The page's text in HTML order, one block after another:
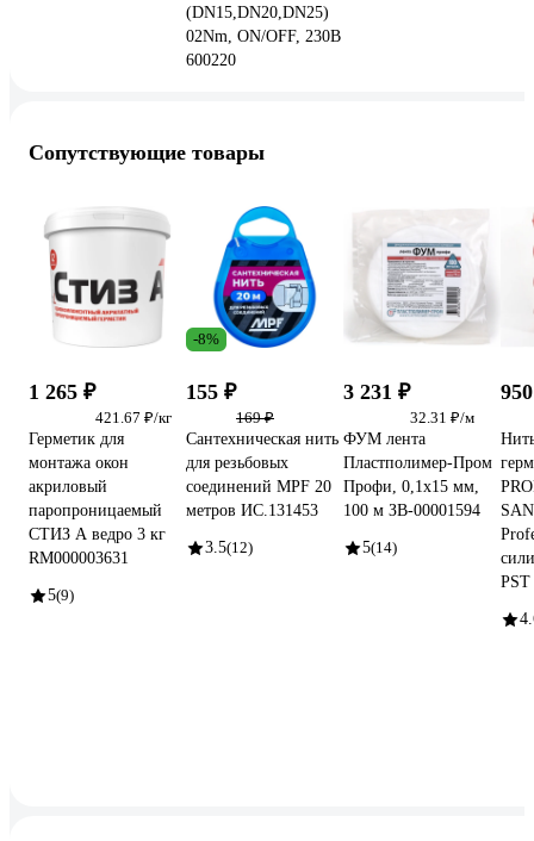
(DN15,DN20,DN25)
02Nm, ON/OFF, 230В
600220
Сопутствующие товары
1 265 ₽
421.67 ₽/кг
Герметик для
монтажа окон
акриловый
паропроницаемый
СТИЗ А ведро 3 кг
RM000003631
5(9)
-8%
155 ₽
169 ₽
Сантехническая нить
для резьбовых
соединений MPF 20
метров ИС.131453
3.5(12)
3 231 ₽
32.31 ₽/м
ФУМ лента
Пластполимер-Пром
Профи, 0,1х15 мм,
100 м ЗВ-00001594
5(14)
PST